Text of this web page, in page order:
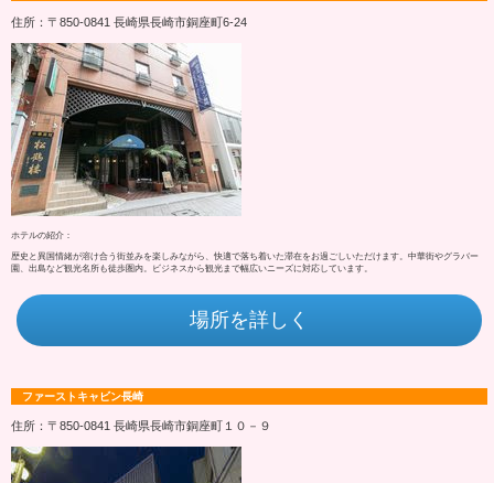
住所：〒850-0841 長崎県長崎市銅座町6-24
ホテルの紹介：
歴史と異国情緒が溶け合う街並みを楽しみながら、快適で落ち着いた滞在をお過ごしいただけます。中華街やグラバー
園、出島など観光名所も徒歩圏内。ビジネスから観光まで幅広いニーズに対応しています。
場所を詳しく
ファーストキャビン長崎
住所：〒850-0841 長崎県長崎市銅座町１０－９